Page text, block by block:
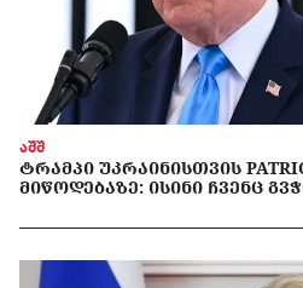
აშშ
ᲢᲠᲐᲛᲞᲘ ᲣᲙᲠᲐᲘᲜᲘᲡᲗᲕᲘᲡ
ᲛᲘᲬᲝᲓᲔᲑᲐᲖᲔ: ᲘᲡᲘᲜᲘ ᲩᲕᲔᲜᲪ